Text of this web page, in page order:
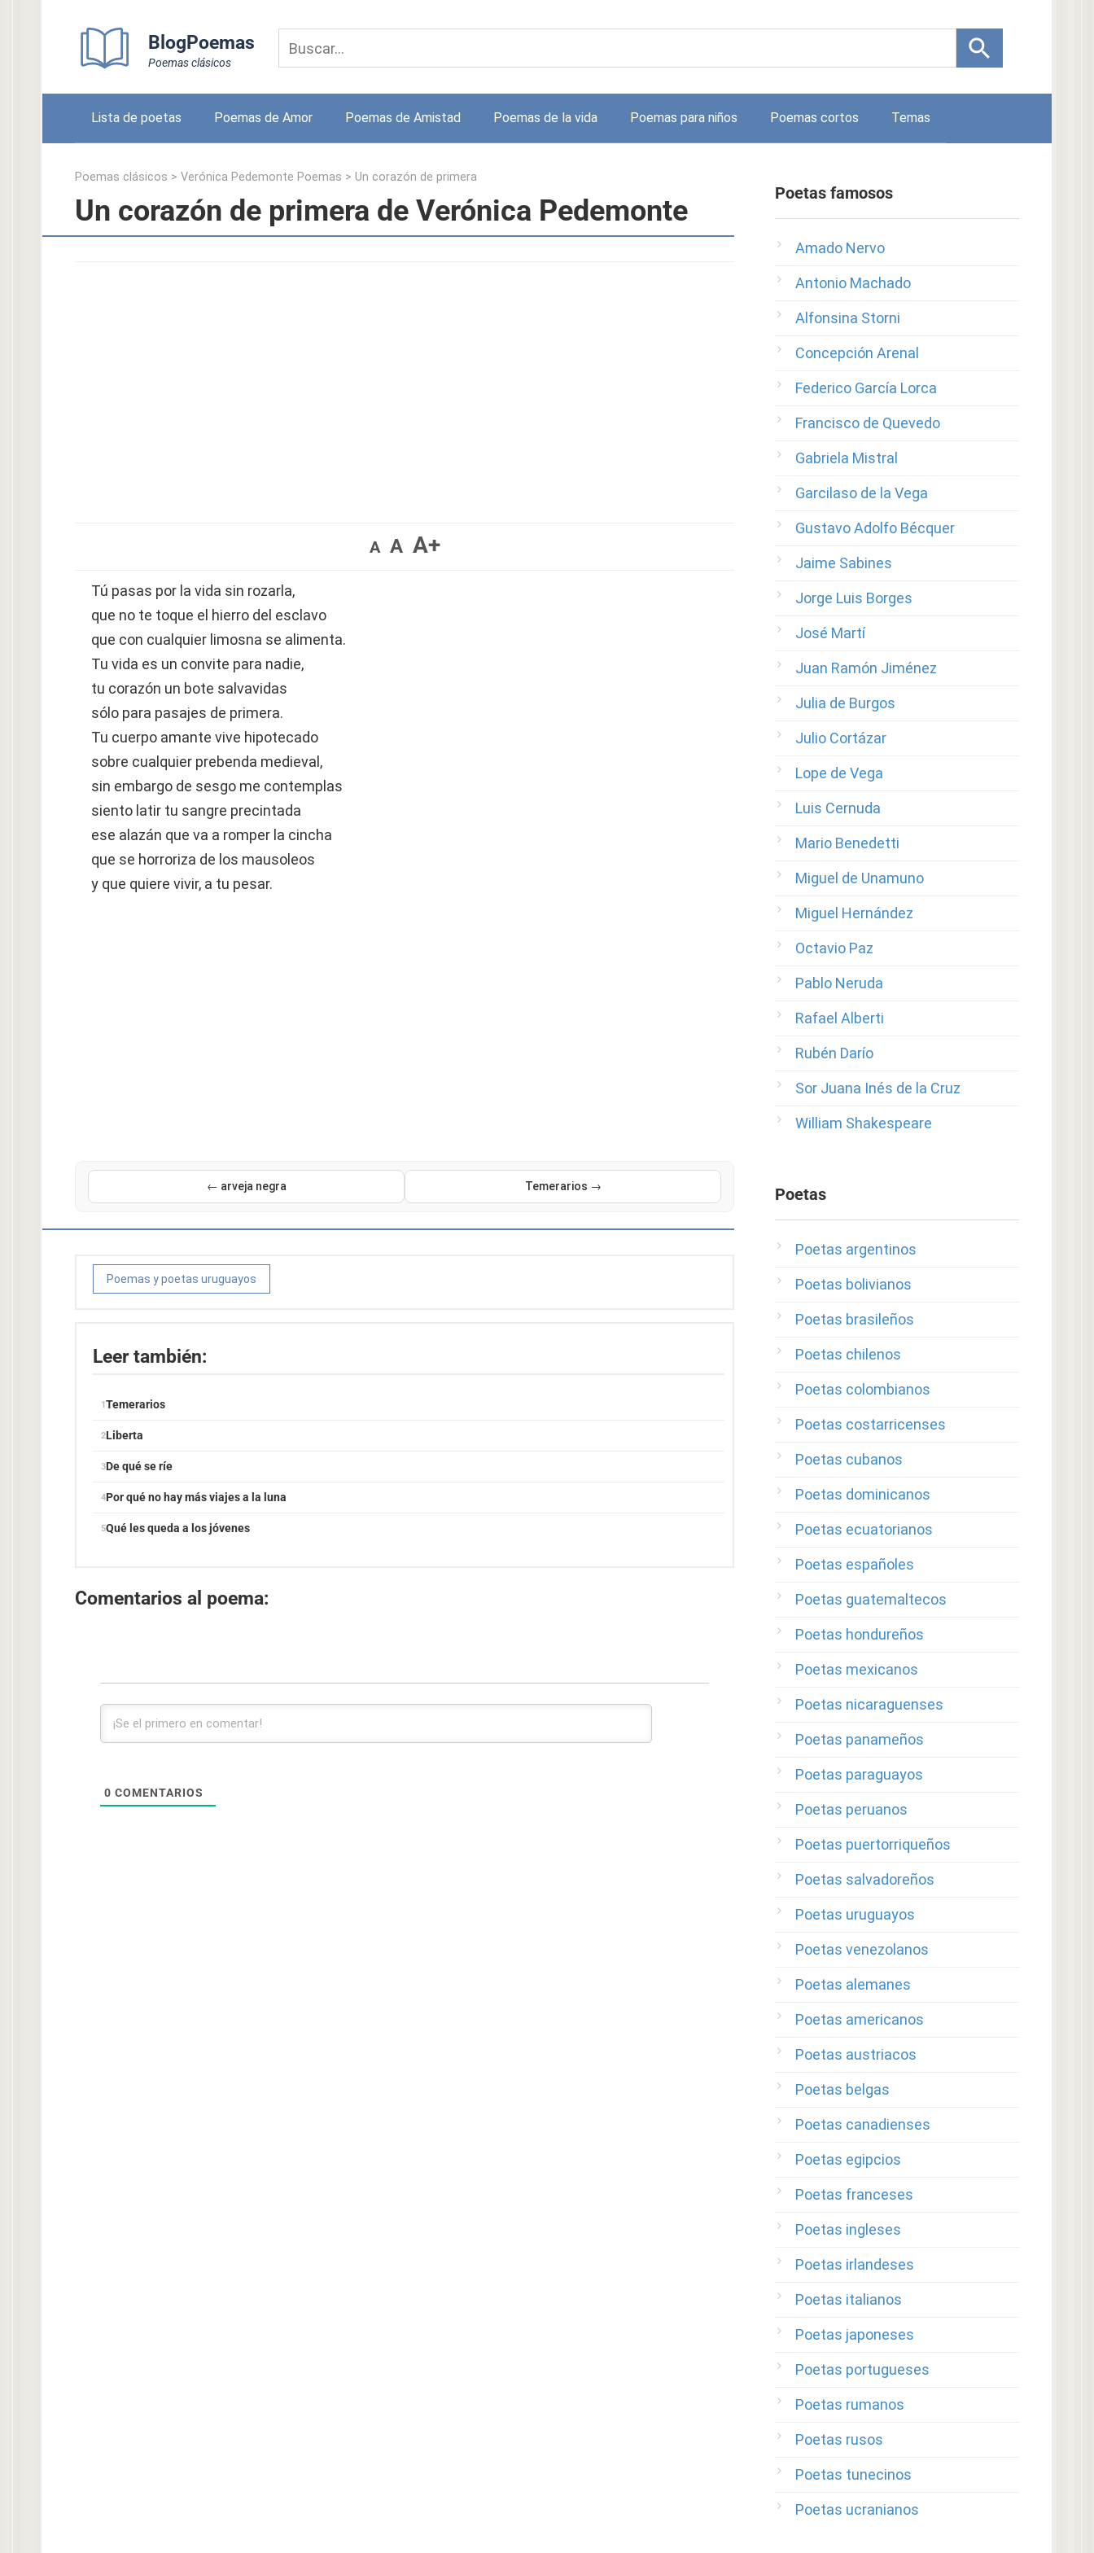
BlogPoemas
Poemas clásicos
Lista de poetas Poemas de Amor Poemas de Amistad Poemas de la vida Poemas para niños Poemas cortos Temas
Poemas clásicos > Verónica Pedemonte Poemas > Un corazón de primera
Un corazón de primera de Verónica Pedemonte
A A A+
Tú pasas por la vida sin rozarla,
que no te toque el hierro del esclavo
que con cualquier limosna se alimenta.
Tu vida es un convite para nadie,
tu corazón un bote salvavidas
sólo para pasajes de primera.
Tu cuerpo amante vive hipotecado
sobre cualquier prebenda medieval,
sin embargo de sesgo me contemplas
siento latir tu sangre precintada
ese alazán que va a romper la cincha
que se horroriza de los mausoleos
y que quiere vivir, a tu pesar.
← arveja negra Temerarios →
Poemas y poetas uruguayos
Leer también:
Temerarios
Liberta
De qué se ríe
Por qué no hay más viajes a la luna
Qué les queda a los jóvenes
Comentarios al poema:
0 COMENTARIOS
Poetas famosos
Amado Nervo
Antonio Machado
Alfonsina Storni
Concepción Arenal
Federico García Lorca
Francisco de Quevedo
Gabriela Mistral
Garcilaso de la Vega
Gustavo Adolfo Bécquer
Jaime Sabines
Jorge Luis Borges
José Martí
Juan Ramón Jiménez
Julia de Burgos
Julio Cortázar
Lope de Vega
Luis Cernuda
Mario Benedetti
Miguel de Unamuno
Miguel Hernández
Octavio Paz
Pablo Neruda
Rafael Alberti
Rubén Darío
Sor Juana Inés de la Cruz
William Shakespeare
Poetas
Poetas argentinos
Poetas bolivianos
Poetas brasileños
Poetas chilenos
Poetas colombianos
Poetas costarricenses
Poetas cubanos
Poetas dominicanos
Poetas ecuatorianos
Poetas españoles
Poetas guatemaltecos
Poetas hondureños
Poetas mexicanos
Poetas nicaraguenses
Poetas panameños
Poetas paraguayos
Poetas peruanos
Poetas puertorriqueños
Poetas salvadoreños
Poetas uruguayos
Poetas venezolanos
Poetas alemanes
Poetas americanos
Poetas austriacos
Poetas belgas
Poetas canadienses
Poetas egipcios
Poetas franceses
Poetas ingleses
Poetas irlandeses
Poetas italianos
Poetas japoneses
Poetas portugueses
Poetas rumanos
Poetas rusos
Poetas tunecinos
Poetas ucranianos